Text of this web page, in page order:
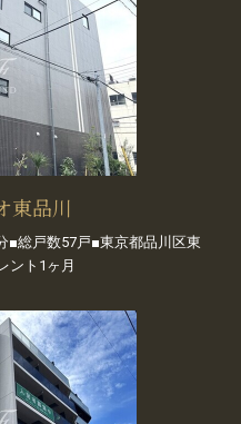
東品川
■総戸数57戸■東京都品川区東
ント1ヶ月